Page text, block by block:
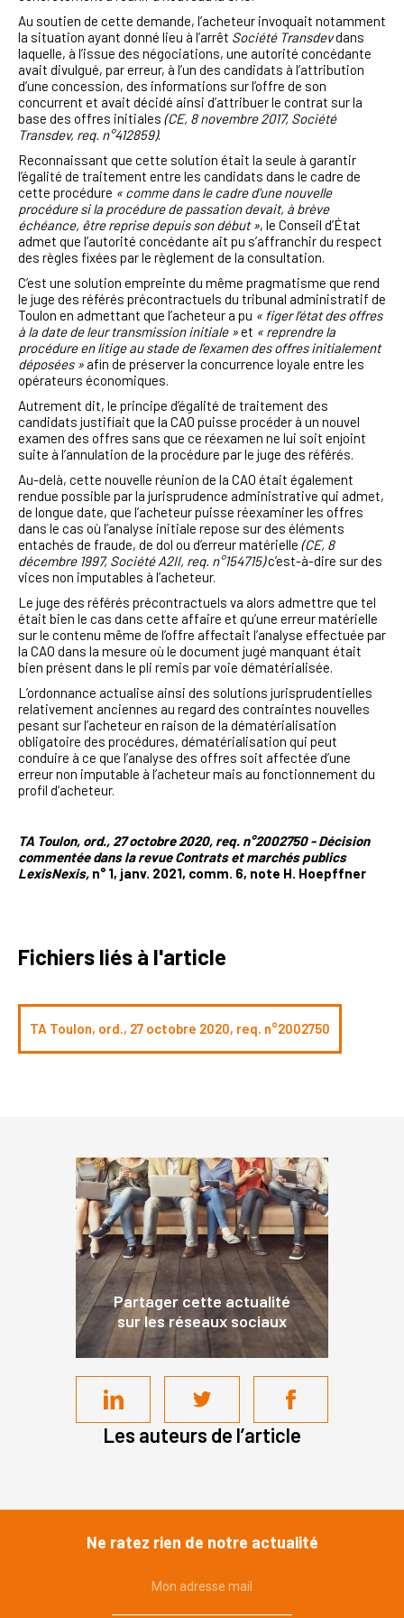
Au soutien de cette demande, l’acheteur invoquait notamment
la situation ayant donné lieu à l’arrêt Société Transdevdans
laquelle, à l’issue des négociations, une autorité concédante
avait divulgué, par erreur, à l’un des candidats à l’attribution
d’une concession, des informations sur l’offre de son
concurrent et avait décidé ainsi d’attribuer le contrat sur la
base des offres initiales (CE, 8 novembre 2017, Société
Transdev, req. n°412859).
Reconnaissant que cette solution était la seule à garantir
l’égalité de traitement entre les candidats dans le cadre de
cette procédure « comme dans le cadre d'une nouvelle
procédure si la procédure de passation devait, à brève
échéance, être reprise depuis son début », le Conseil d’État
admet que l’autorité concédante ait pu s’affranchir du respect
des règles fixées par le règlement de la consultation.
C’est une solution empreinte du même pragmatisme que rend
le juge des référés précontractuels du tribunal administratif de
Toulon en admettant que l’acheteur a pu « figer l’état des offres
à la date de leur transmission initiale »et « reprendre la
procédure en litige au stade de l’examen des offres initialement
déposées » afin de préserver la concurrence loyale entre les
opérateurs économiques.
Autrement dit, le principe d’égalité de traitement des
candidats justifiait que la CAO puisse procéder à un nouvel
examen des offres sans que ce réexamen ne lui soit enjoint
suite à l’annulation de la procédure par le juge des référés.
Au-delà, cette nouvelle réunion de la CAO était également
rendue possible par la jurisprudence administrative qui admet,
de longue date, que l’acheteur puisse réexaminer les offres
dans le cas où l’analyse initiale repose sur des éléments
entachés de fraude, de dol ou d’erreur matérielle (CE, 8
décembre 1997, Société A2II, req. n°154715)c’est-à-dire sur des
vices non imputables à l’acheteur.
Le juge des référés précontractuels va alors admettre que tel
était bien le cas dans cette affaire et qu’une erreur matérielle
sur le contenu même de l’offre affectait l’analyse effectuée par
la CAO dans la mesure où le document jugé manquant était
bien présent dans le pli remis par voie dématérialisée.
L’ordonnance actualise ainsi des solutions jurisprudentielles
relativement anciennes au regard des contraintes nouvelles
pesant sur l’acheteur en raison de la dématérialisation
obligatoire des procédures, dématérialisation qui peut
conduire à ce que l’analyse des offres soit affectée d’une
erreur non imputable à l’acheteur mais au fonctionnement du
profil d’acheteur.
TA Toulon, ord., 27 octobre 2020, req. n°2002750 - Décision
commentée dans la revue Contrats et marchés publics
LexisNexis, n° 1, janv. 2021, comm. 6, note H. Hoepffner
Fichiers liés à l'article
TA Toulon, ord., 27 octobre 2020, req. n°2002750
Partager cette actualité
sur les réseaux sociaux
Les auteurs de l’article
Ne ratez rien de notre actualité
Mon adresse mail